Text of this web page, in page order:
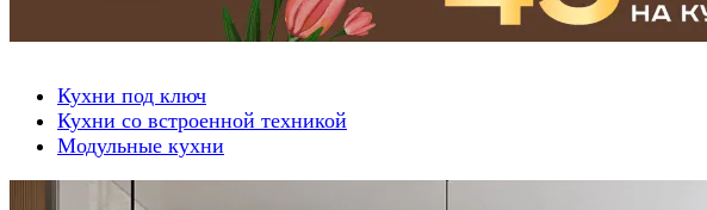
Кухни под ключ
Кухни со встроенной техникой
Модульные кухни